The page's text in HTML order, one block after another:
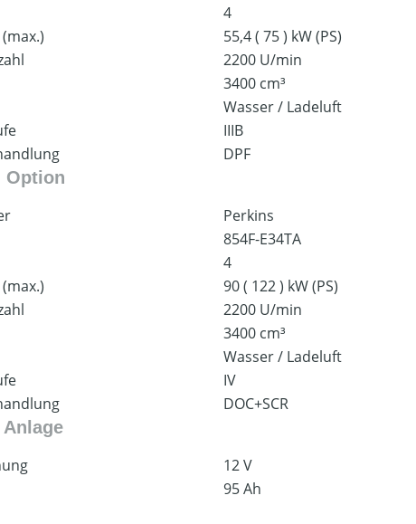
4
55,4 ( 75 ) kW (PS)
2200 U/min
3400 cm³
Wasser / Ladeluft
IIIB
DPF
Option
Perkins
854F-E34TA
4
90 ( 122 ) kW (PS)
2200 U/min
3400 cm³
Wasser / Ladeluft
IV
DOC+SCR
12 V
95 Ah